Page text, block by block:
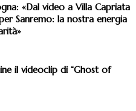
«Dal video a Villa Capriata
Sanremo: la nostra energia
il videoclip di “Ghost of